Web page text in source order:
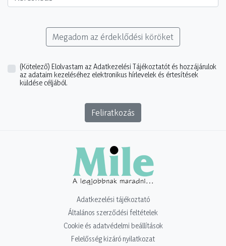
Megadom az érdeklődési köröket
(Kötelező) Elolvastam az Adatkezelési Tájékoztatót és hozzájárulok
az adataim kezeléséhez elektronikus hírlevelek és értesítések
küldése céljából.
Feliratkozás
Adatkezelési tájékoztató
Általános szerződési feltételek
Cookie és adatvédelmi beállítások
Felelősség kizáró nyilatkozat